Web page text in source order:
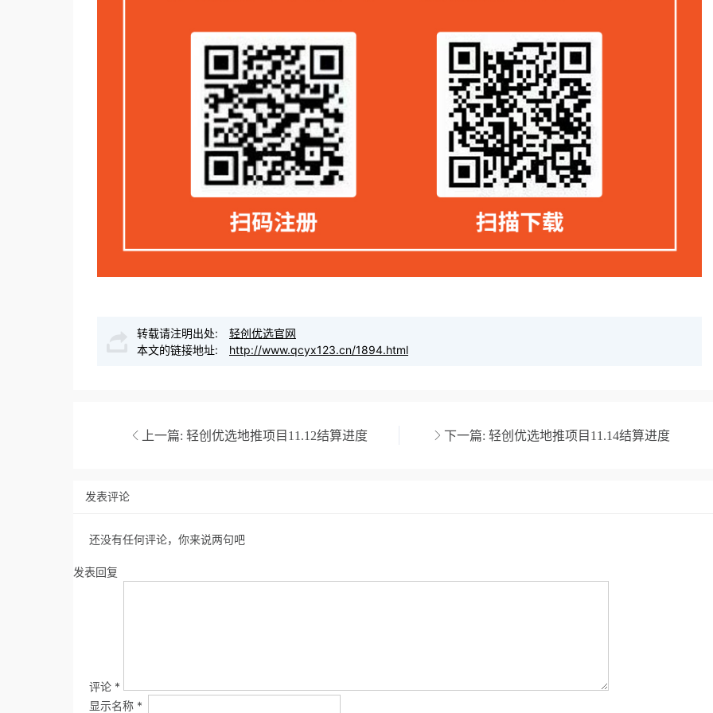
转载请注明出处:
轻创优选官网
本文的链接地址:
http://www.qcyx123.cn/1894.html
上一篇: 轻创优选地推项目11.12结算进度 下一篇: 轻创优选地推项目11.14结算进度
发表评论
还没有任何评论，你来说两句吧
发表回复
评论 *
显示名称 *